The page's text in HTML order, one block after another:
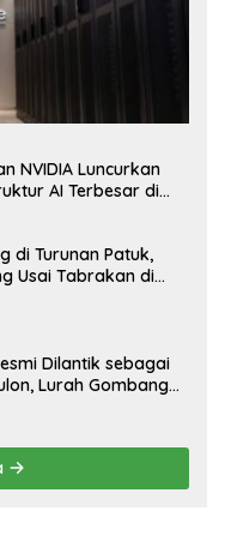
NVIDIA Luncurkan
AI Terbesar di
di Turunan Patuk,
Usai Tabrakan di
Dilantik sebagai
Lurah Gombang